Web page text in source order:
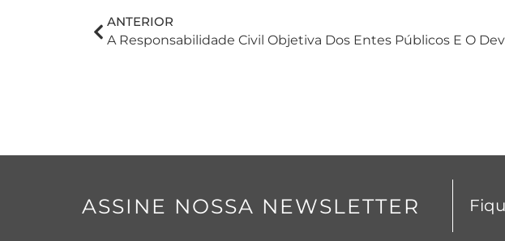
ANTERIOR
ASSINE NOSSA NEWSLETTER